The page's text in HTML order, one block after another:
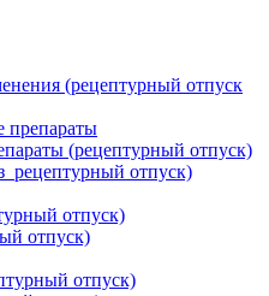
(рецептурный отпуск
препараты
(рецептурный отпуск)
отпуск)
отпуск)
отпуск)
отпуск)